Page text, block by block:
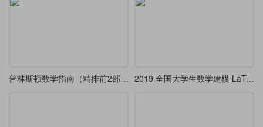
普林斯顿数学指南（精排前2部分，粗排全3本，提供代码） 2019 全国大学生数学建模 LaTeX 模板使用指南-排版